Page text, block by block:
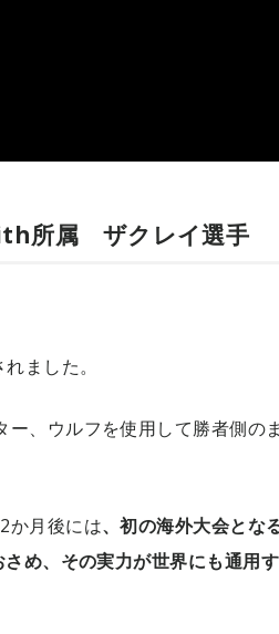
所属 ザクレイ選手
ました。
、ウルフを使用して勝者側の
か月後には、初の海外大会とな
め、その実力が世界にも通用